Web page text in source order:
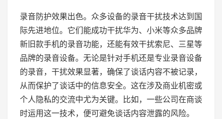
录音防护效果出色。众多设备的录音干扰技术达到国
际先进地位。它们能成功干扰华为、小米等众多品牌
新旧款手机的录音功能，还能有效干扰索尼、三星等
品牌的录音设备。无论是针对手机还是专业录音设备
的录音，干扰效果显著，确保了谈话内容不被记录，
从而保护了谈话中的信息安全。这在涉及商业机密或
个人隐私的交流中尤为关键。比如，一些公司在商谈
时运用这一技术，便可避免谈话内容泄露的风险。